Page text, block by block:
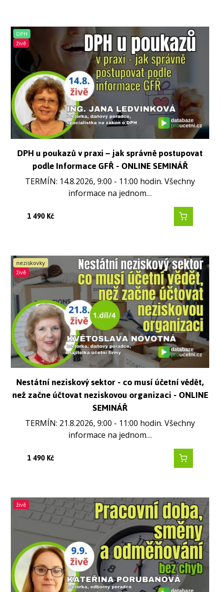
DPH
živě
DPH u poukazů v praxi – jak správně postupovat
podle Informace GFŘ - ONLINE SEMINÁŘ
TERMÍN: 14.8.2026, 9:00 - 11:00 hodin. Všechny
informace na jednom…
1 490Kč
neziskovky
živě
Nestátní neziskový sektor - co musí účetní vědět,
než začne účtovat neziskovou organizaci - ONLINE
SEMINÁŘ
TERMÍN: 21.8.2026, 9:00 - 11:00 hodin. Všechny
informace na jednom…
1 490Kč
živě